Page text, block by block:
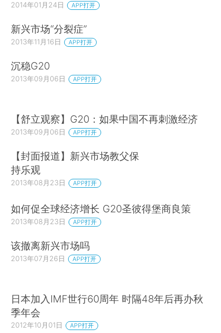
2014年01月24日 APP打开
新兴市场“分裂症”
2013年11月16日 APP打开
沉稳G20
2013年09月06日 APP打开
【舒立观察】G20：如果中国不再刺激经济
2013年09月06日 APP打开
【封面报道】新兴市场教父保
持乐观
2013年08月23日 APP打开
如何促全球经济增长 G20圣彼得堡商良策
2013年08月23日 APP打开
该撤离新兴市场吗
2013年07月26日 APP打开
日本加入IMF世行60周年 时隔48年后再办秋
季年会
2012年10月01日 APP打开